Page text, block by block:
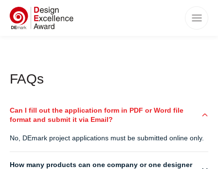
Categories
How to Apply
Timeline
FAQs
Can I fill out the application form in PDF or Word file
format and submit it via Email?
No, DEmark project applications must be submitted online only.
How many products can one company or one designer